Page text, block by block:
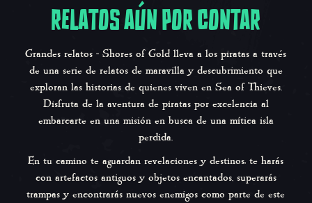
RELATOS AÚN POR CONTAR
Grandes relatos - Shores of Gold lleva a los piratas a través
de una serie de relatos de maravilla y descubrimiento que
exploran las historias de quienes viven en Sea of Thieves.
Disfruta de la aventura de piratas por excelencia al
embarcarte en una misión en busca de una mítica isla
perdida.
En tu camino te aguardan revelaciones y destinos: te harás
con artefactos antiguos y objetos encantados, superarás
trampas y encontrarás nuevos enemigos como parte de este